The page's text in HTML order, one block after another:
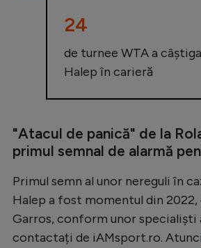
24
de turnee WTA a
Halep în carieră
"Atacul de panică" de la
primul semnal de alarmă
Primul semn al unor nereguli în
Halep a fost momentul din 2022,
Garros, conform unor
contactați de iAMsport.ro.